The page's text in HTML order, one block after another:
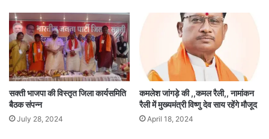
सक्ती भाजपा की विस्तृत जिला कार्यसमिति
बैठक संपन्न
July 28, 2024
कमलेश जांगड़े की ,,कमल रैली,, नामांकन
रैली में मुख्यमंत्री विष्णु देव साय रहेंगे मौजूद
April 18, 2024